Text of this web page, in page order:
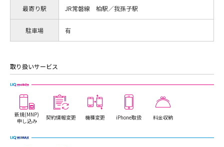
最寄り駅 JR常磐線 柏駅／我孫子駅
駐車場 有
取り扱いサービス
新規(MNP)
申し込み
契約情報変更 機種変更 iPhone取扱 料金収納